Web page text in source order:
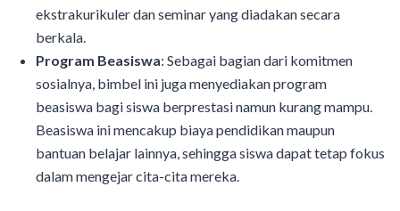
ekstrakurikuler dan seminar yang diadakan secara
berkala.
Program Beasiswa: Sebagai bagian dari komitmen
sosialnya, bimbel ini juga menyediakan program
beasiswa bagi siswa berprestasi namun kurang mampu.
Beasiswa ini mencakup biaya pendidikan maupun
bantuan belajar lainnya, sehingga siswa dapat tetap fokus
dalam mengejar cita-cita mereka.